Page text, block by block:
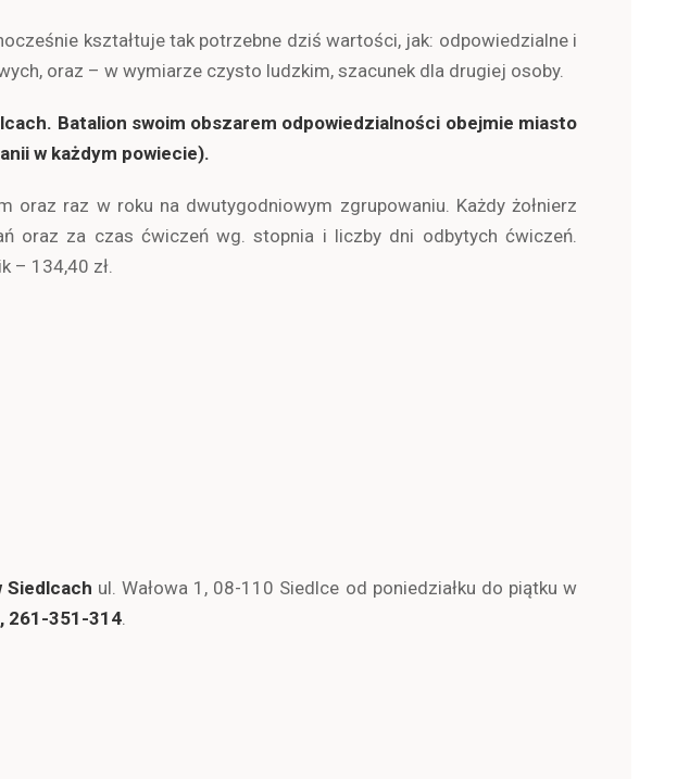
kształtuje tak potrzebne dziś wartości, jak: odpowiedzialne i
oraz – w wymiarze czysto ludzkim, szacunek dla drugiej osoby.
Batalion swoim obszarem odpowiedzialności obejmie miasto
w każdym powiecie).
raz w roku na dwutygodniowym zgrupowaniu. Każdy żołnierz
oraz za czas ćwiczeń wg. stopnia i liczby dni odbytych ćwiczeń.
– 134,40 zł.
Siedlcach ul. Wałowa 1, 08-110 Siedlce od poniedziałku do piątku w
261-351-314.